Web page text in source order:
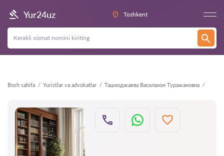
Yur24uz Toshkent
Bosh sahifa Yuristlar va advokatlar Ташходжаева Василахон Туражановна
Orqaga